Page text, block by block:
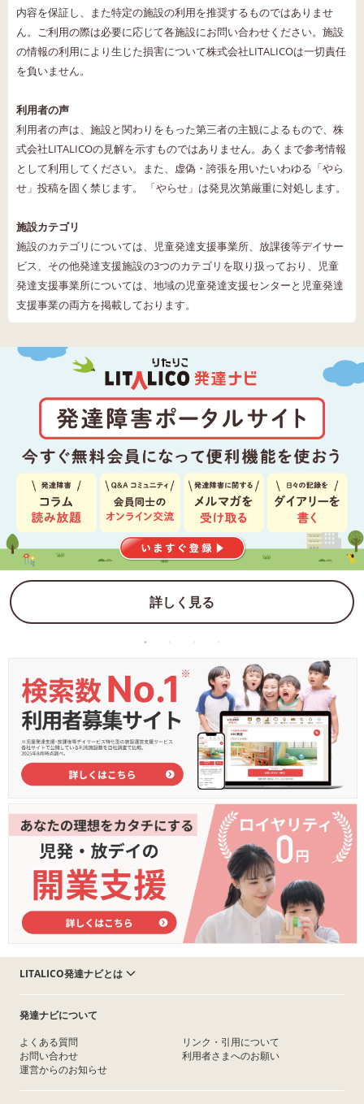
内容を保証し、また特定の施設の利用を推奨するものではありませ
ん。ご利用の際は必要に応じて各施設にお問い合わせください。施設
の情報の利用により生じた損害について株式会社LITALICOは一切責任
を負いません。
利用者の声
利用者の声は、施設と関わりをもった第三者の主観によるもので、株
式会社LITALICOの見解を示すものではありません。あくまで参考情報
として利用してください。また、虚偽・誇張を用いたいわゆる「やら
せ」投稿を固く禁じます。 「やらせ」は発見次第厳重に対処します。
施設カテゴリ
施設のカテゴリについては、児童発達支援事業所、放課後等デイサー
ビス、その他発達支援施設の3つのカテゴリを取り扱っており、児童
発達支援事業所については、地域の児童発達支援センターと児童発達
支援事業の両方を掲載しております。
詳しく見る
LITALICO発達ナビとは
発達ナビについて
よくある質問
お問い合わせ
運営からのお知らせ
リンク・引用について
利用者さまへのお願い